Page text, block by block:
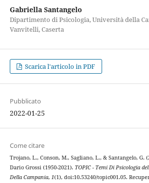
Gabriella Santangelo
Dipartimento di Psicologia, Università della
Vanvitelli, Caserta
Scarica l'articolo in PDF
Pubblicato
2022-01-25
Come citare
Trojano, L., Conson, M., Sagliano, L., & Santangelo, G.
Dario Grossi (1950-2021). TOPIC - Temi Di Psicologia
Della Campania, 1(1), doi:10.53240/topic001.05.